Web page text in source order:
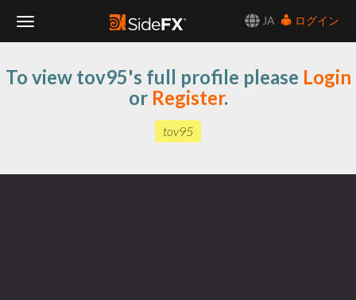
JA
ログイン
Navigation
To view tov95's full profile please Login
or Register.
tov95